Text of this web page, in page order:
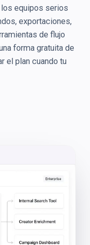
los equipos serios
exportaciones,
de flujo
forma gratuita de
el plan cuando tu